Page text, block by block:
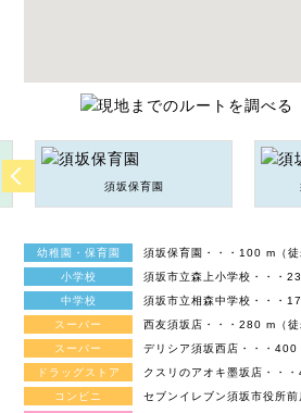
須坂保育園
幼稚園・保育園
須坂保育園・・・100 m（徒
小学校
須坂市立森上小学校・・・
中学校
須坂市立相森中学校・・・
スーパー
西友須坂店・・・280 m（徒
スーパー
デリシア須坂西店・・・400
ドラッグストア
クスリのアオキ墨坂店・・
コンビニ
セブンイレブン須坂市役所